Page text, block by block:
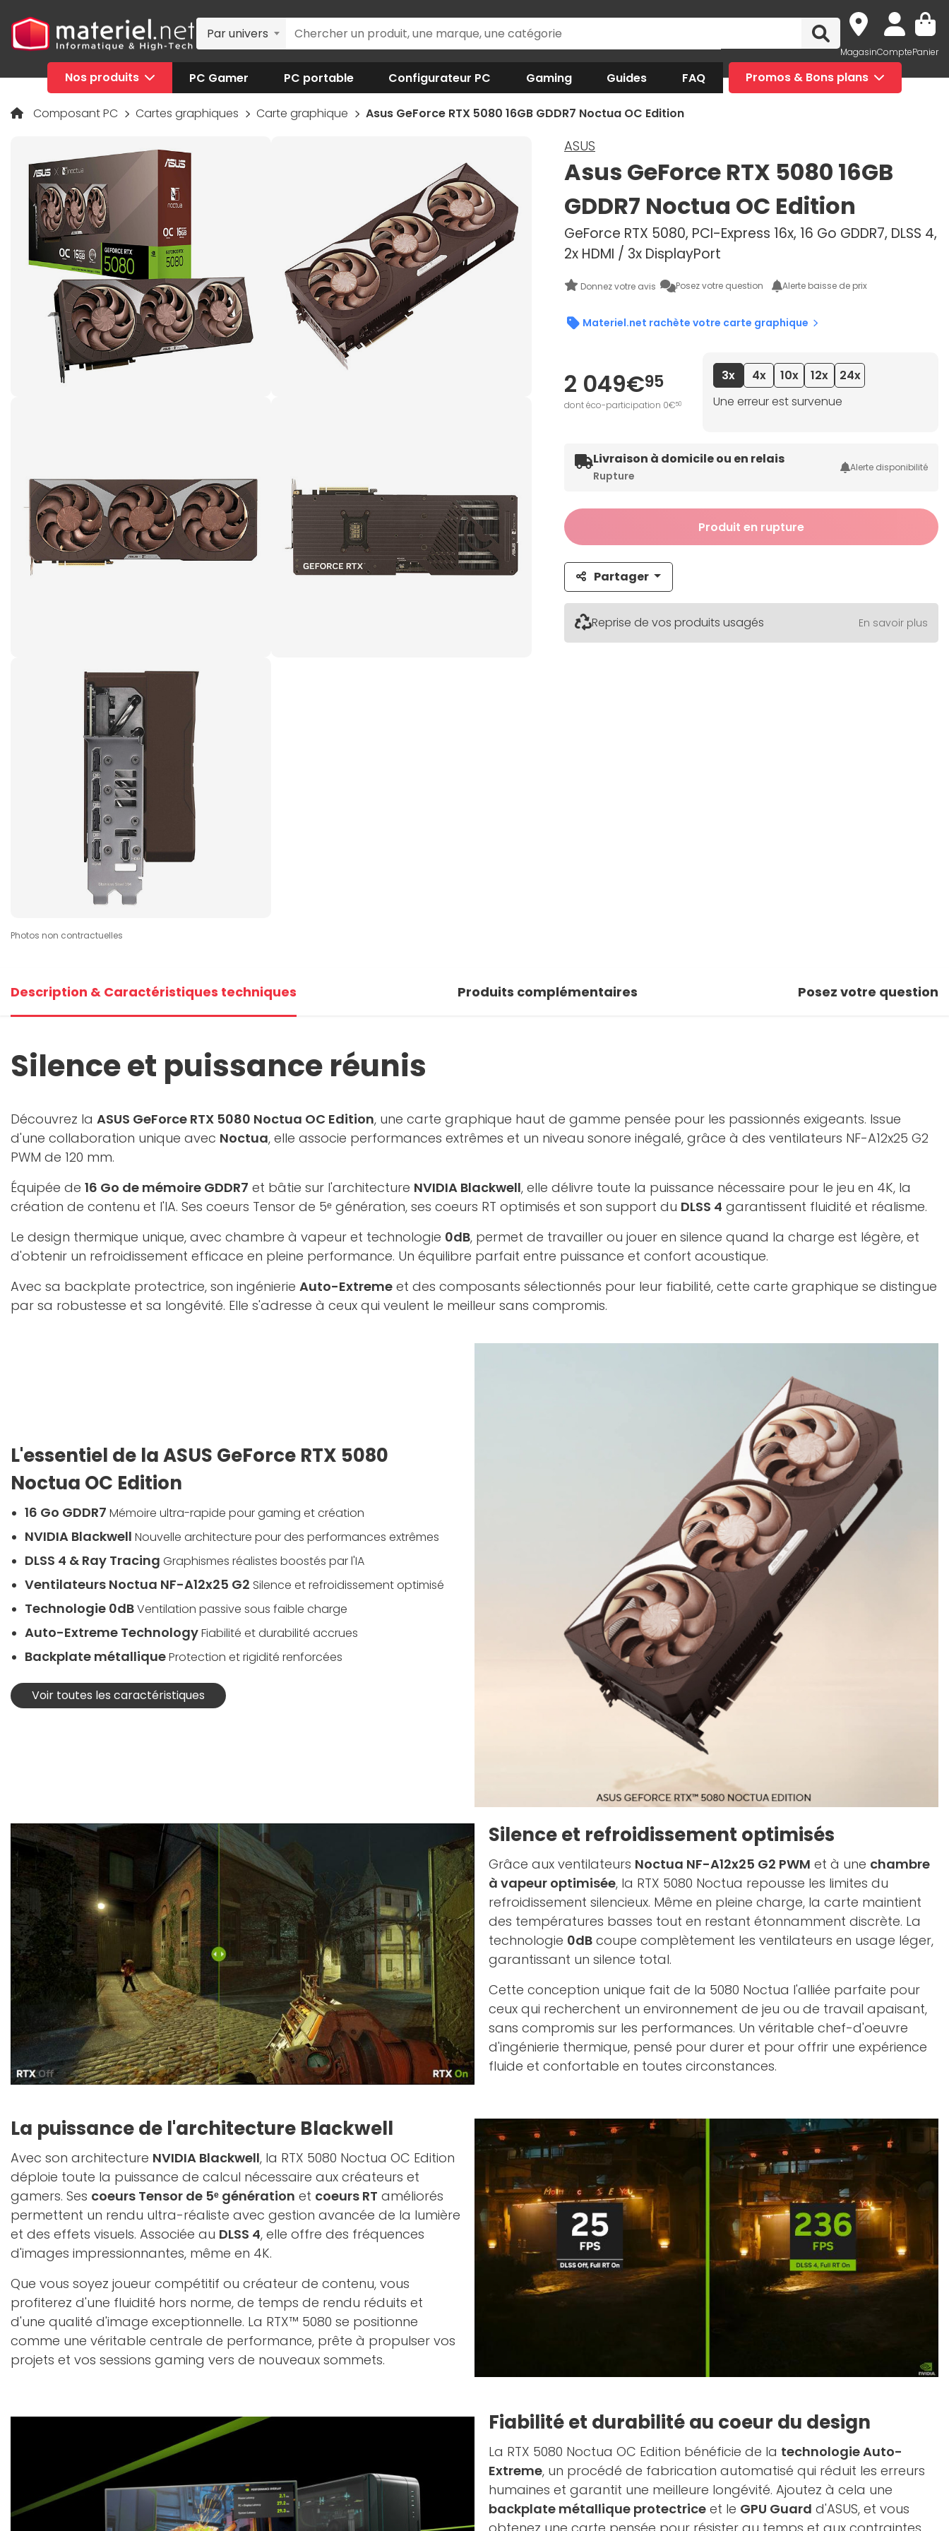
Par univers
MagasinComptePanier
Nos produits PC Gamer PC portable Configurateur PC Gaming Guides FAQ Promos & Bons plans
Composant PC Cartes graphiques Carte graphique Asus GeForce RTX 5080 16GB GDDR7 Noctua OC Edition
Photos non contractuelles
ASUS
Asus GeForce RTX 5080 16GB
GDDR7 Noctua OC Edition
GeForce RTX 5080, PCI-Express 16x, 16 Go GDDR7, DLSS 4,
2x HDMI / 3x DisplayPort
Donnez votre avis Posez votre question Alerte baisse de prix
Materiel.net rachète votre carte graphique
2 049€95
dont éco-participation 0€50
3x 4x 10x 12x
24x
Une erreur est survenue
Livraison à domicile ou en relais
Rupture
Alerte disponibilité
Produit en rupture
Partager
Reprise de vos produits usagés En savoir plus
Description & Caractéristiques techniques Produits complémentaires Posez votre question
Silence et puissance réunis
Découvrez la ASUS GeForce RTX 5080 Noctua OC Edition, une carte graphique haut de gamme pensée pour les passionnés exigeants. Issue
d'une collaboration unique avec Noctua, elle associe performances extrêmes et un niveau sonore inégalé, grâce à des ventilateurs NF-A12x25 G2
PWM de 120 mm.
Équipée de 16 Go de mémoire GDDR7 et bâtie sur l'architecture NVIDIA Blackwell, elle délivre toute la puissance nécessaire pour le jeu en 4K, la
création de contenu et l'IA. Ses coeurs Tensor de 5ᵉ génération, ses coeurs RT optimisés et son support du DLSS 4 garantissent fluidité et réalisme.
Le design thermique unique, avec chambre à vapeur et technologie 0dB, permet de travailler ou jouer en silence quand la charge est légère, et
d'obtenir un refroidissement efficace en pleine performance. Un équilibre parfait entre puissance et confort acoustique.
Avec sa backplate protectrice, son ingénierie Auto-Extreme et des composants sélectionnés pour leur fiabilité, cette carte graphique se distingue
par sa robustesse et sa longévité. Elle s'adresse à ceux qui veulent le meilleur sans compromis.
L'essentiel de la ASUS GeForce RTX 5080
Noctua OC Edition
16 Go GDDR7 Mémoire ultra-rapide pour gaming et création
NVIDIA Blackwell Nouvelle architecture pour des performances extrêmes
DLSS 4 & Ray Tracing Graphismes réalistes boostés par l'IA
Ventilateurs Noctua NF-A12x25 G2 Silence et refroidissement optimisé
Technologie 0dBVentilation passive sous faible charge
Auto-Extreme TechnologyFiabilité et durabilité accrues
Backplate métalliqueProtection et rigidité renforcées
Voir toutes les caractéristiques
Silence et refroidissement optimisés
Grâce aux ventilateurs Noctua NF-A12x25 G2 PWM et à une chambre
à vapeur optimisée, la RTX 5080 Noctua repousse les limites du
refroidissement silencieux. Même en pleine charge, la carte maintient
des températures basses tout en restant étonnamment discrète. La
technologie 0dB coupe complètement les ventilateurs en usage léger,
garantissant un silence total.
Cette conception unique fait de la 5080 Noctua l'alliée parfaite pour
ceux qui recherchent un environnement de jeu ou de travail apaisant,
sans compromis sur les performances. Un véritable chef-d'oeuvre
d'ingénierie thermique, pensé pour durer et pour offrir une expérience
fluide et confortable en toutes circonstances.
La puissance de l'architecture Blackwell
Avec son architecture NVIDIA Blackwell, la RTX 5080 Noctua OC Edition
déploie toute la puissance de calcul nécessaire aux créateurs et
gamers. Ses coeurs Tensor de 5ᵉ génération et coeurs RT améliorés
permettent un rendu ultra-réaliste avec gestion avancée de la lumière
et des effets visuels. Associée au DLSS 4, elle offre des fréquences
d'images impressionnantes, même en 4K.
Que vous soyez joueur compétitif ou créateur de contenu, vous
profiterez d'une fluidité hors norme, de temps de rendu réduits et
d'une qualité d'image exceptionnelle. La RTX™ 5080 se positionne
comme une véritable centrale de performance, prête à propulser vos
projets et vos sessions gaming vers de nouveaux sommets.
Fiabilité et durabilité au coeur du design
La RTX 5080 Noctua OC Edition bénéficie de la technologie Auto-
Extreme, un procédé de fabrication automatisé qui réduit les erreurs
humaines et garantit une meilleure longévité. Ajoutez à cela une
backplate métallique protectrice et le GPU Guard d'ASUS, et vous